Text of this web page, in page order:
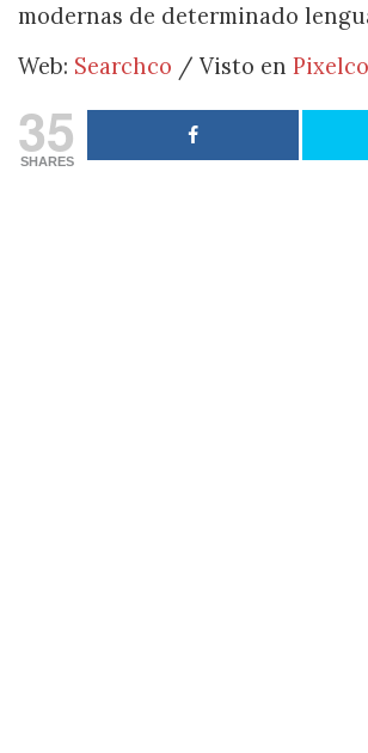
modernas de determinado
Web: Searchco / Visto en Pixelco
35
SHARES